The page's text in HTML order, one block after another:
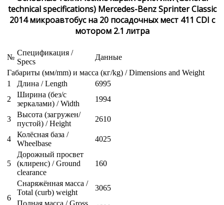
technical specifications) Mercedes-Benz Sprinter Classic
2014 микроавтобус на 20 посадочных мест 411 CDI с
мотором 2.1 литра
№
Спецификация /
Specs
Данные
Габариты (мм/mm) и масса (кг/kg) / Dimensions and Weight
1
Длина / Length
6995
2
Ширина (без/с
зеркалами) / Width
1994
3
Высота (загружен/
пустой) / Height
2610
4
Колёсная база /
Wheelbase
4025
5
Дорожный просвет
(клиренс) / Ground
clearance
160
6
Снаряжённая масса /
Total (curb) weight
3065
Полная масса / Gross